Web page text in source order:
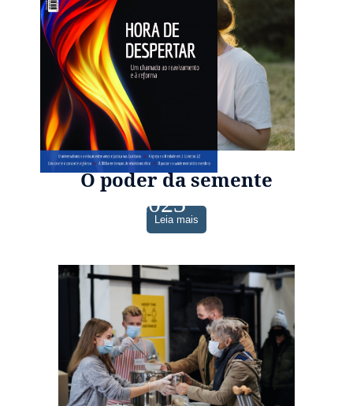
Mar-Abr 2023
O poder da semente
Leia mais